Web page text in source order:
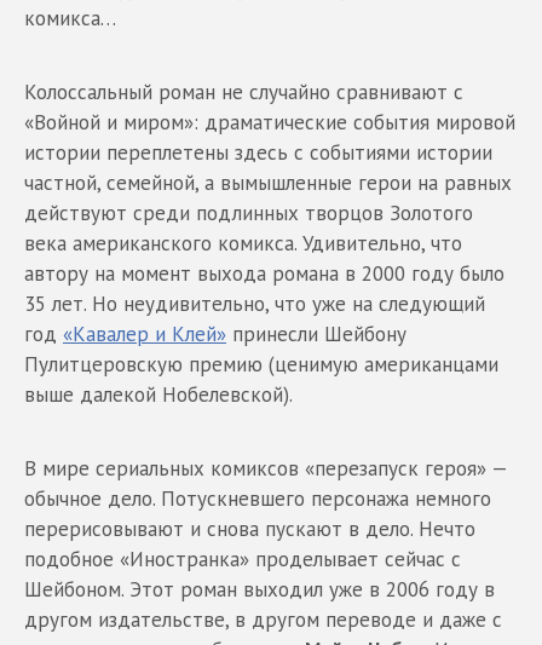
комикса…
Колоссальный роман не случайно сравнивают с
«Войной и миром»: драматические события мировой
истории переплетены здесь с событиями истории
частной, семейной, а вымышленные герои на равных
действуют среди подлинных творцов Золотого
века американского комикса. Удивительно, что
автору на момент выхода романа в 2000 году было
35 лет. Но неудивительно, что уже на следующий
год «Кавалер и Клей» принесли Шейбону
Пулитцеровскую премию (ценимую американцами
выше далекой Нобелевской).
В мире сериальных комиксов «перезапуск героя» —
обычное дело. Потускневшего персонажа немного
перерисовывают и снова пускают в дело. Нечто
подобное «Иностранка» проделывает сейчас с
Шейбоном. Этот роман выходил уже в 2006 году в
другом издательстве, в другом переводе и даже с